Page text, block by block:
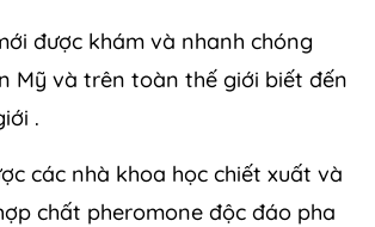
được khám và nhanh chóng
Mỹ và trên toàn thế giới biết đến
.
các nhà khoa học chiết xuất và
chất pheromone độc đáo pha